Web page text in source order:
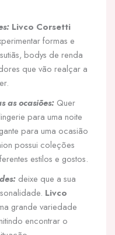
Livco Corsetti
formas e
bodys de renda
que vão realçar a
as ocasiões: Quer
para uma noite
para uma ocasião
possui coleções
estilos e gostos.
deixe que a sua
Livco
grande variedade
encontrar o